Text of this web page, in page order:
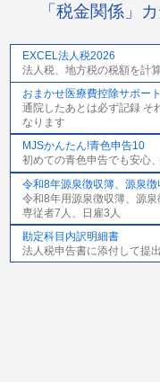
「税金関係」
EXCEL法人税2026
法人税、地方税の税額を計
おまかせ医療費控除サポー
通院したあとは必ず記録 そ
なります
MJSかんたん!青色申告10
初めての青色申告でも安心
令和8年源泉徴収簿、源泉
令和8年用源泉徴収簿、源泉
専従者7人、日雇3人
勘定科目内訳明細書
法人税申告書に添付して提